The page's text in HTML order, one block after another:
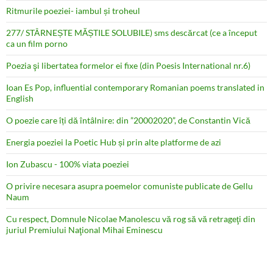
Ritmurile poeziei- iambul și troheul
277/ STÂRNEȘTE MĂȘTILE SOLUBILE) sms descărcat (ce a început
ca un film porno
Poezia şi libertatea formelor ei fixe (din Poesis International nr.6)
Ioan Es Pop, influential contemporary Romanian poems translated in
English
O poezie care îți dă întâlnire: din ”20002020”, de Constantin Vică
Energia poeziei la Poetic Hub și prin alte platforme de azi
Ion Zubascu - 100% viata poeziei
O privire necesara asupra poemelor comuniste publicate de Gellu
Naum
Cu respect, Domnule Nicolae Manolescu vă rog să vă retrageţi din
juriul Premiului Naţional Mihai Eminescu